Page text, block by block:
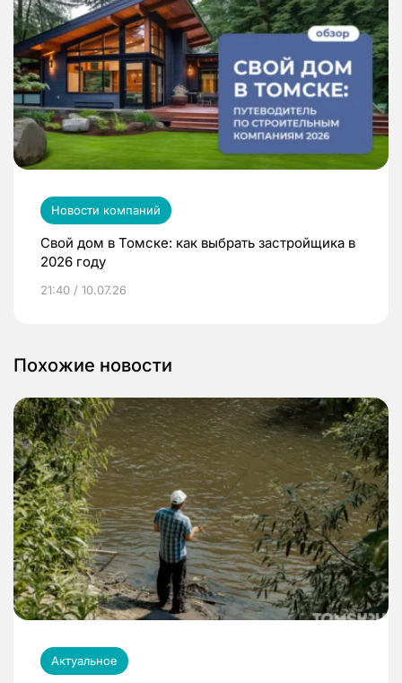
Новости компаний
Свой дом в Томске: как выбрать застройщика в
2026 году
21:40 / 10.07.26
Похожие новости
Актуальное